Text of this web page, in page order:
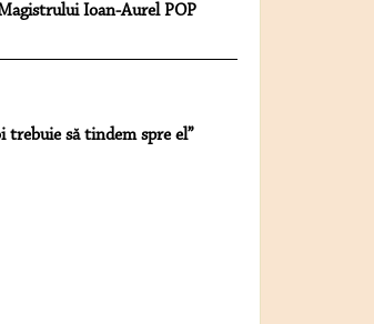
Ioan-Aurel POP
trebuie să tindem spre el”